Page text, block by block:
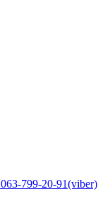
063-799-20-91(viber)